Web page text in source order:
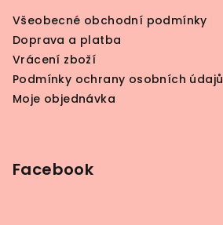
Všeobecné obchodní podmínky
Doprava a platba
Vrácení zboží
Podmínky ochrany osobních údajů
Moje objednávka
Facebook